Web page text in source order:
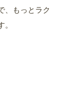
、もっとラク